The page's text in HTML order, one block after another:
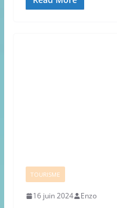
TOURISME
16 juin 2024 Enzo